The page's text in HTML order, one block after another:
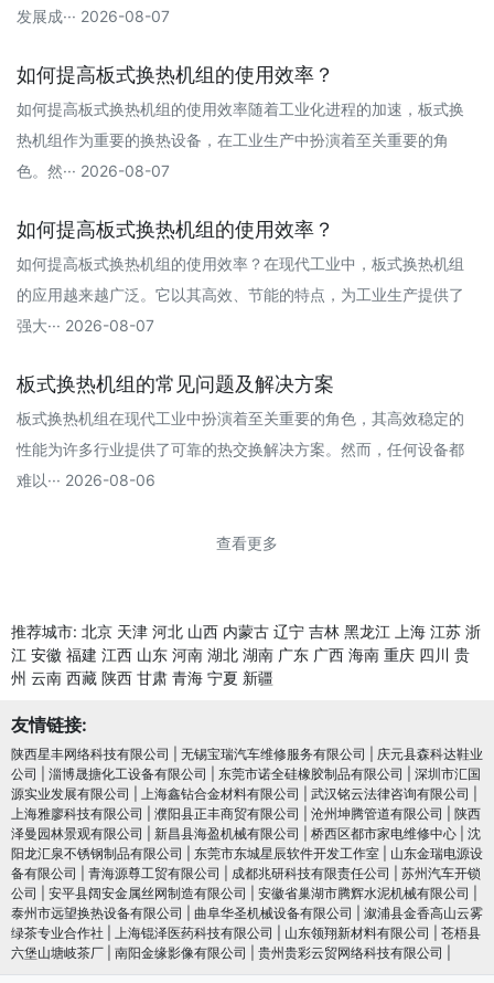
发展成··· 2026-08-07
如何提高板式换热机组的使用效率？
如何提高板式换热机组的使用效率随着工业化进程的加速，板式换
热机组作为重要的换热设备，在工业生产中扮演着至关重要的角
色。然··· 2026-08-07
如何提高板式换热机组的使用效率？
如何提高板式换热机组的使用效率？在现代工业中，板式换热机组
的应用越来越广泛。它以其高效、节能的特点，为工业生产提供了
强大··· 2026-08-07
板式换热机组的常见问题及解决方案
板式换热机组在现代工业中扮演着至关重要的角色，其高效稳定的
性能为许多行业提供了可靠的热交换解决方案。然而，任何设备都
难以··· 2026-08-06
查看更多
推荐城市: 北京 天津 河北 山西 内蒙古 辽宁 吉林 黑龙江 上海 江苏 浙
江 安徽 福建 江西 山东 河南 湖北 湖南 广东 广西 海南 重庆 四川 贵
州 云南 西藏 陕西 甘肃 青海 宁夏 新疆
友情链接:
陕西星丰网络科技有限公司 无锡宝瑞汽车维修服务有限公司
庆元县森科达鞋业
公司
淄博晟搪化工设备有限公司 东莞市诺全硅橡胶制品有限公司
深圳市汇国
源实业发展有限公司
上海鑫钻合金材料有限公司 武汉铭云法律咨询有限公司
上海雅廖科技有限公司
濮阳县正丰商贸有限公司 沧州坤腾管道有限公司
陕西
泽曼园林景观有限公司
新昌县海盈机械有限公司 桥西区都市家电维修中心
沈
阳龙汇泉不锈钢制品有限公司
东莞市东城星辰软件开发工作室
山东金瑞电源设
备有限公司
青海源尊工贸有限公司 成都兆研科技有限责任公司
苏州汽车开锁
公司
安平县阔安金属丝网制造有限公司 安徽省巢湖市腾辉水泥机械有限公司
泰州市远望换热设备有限公司
曲阜华圣机械设备有限公司
溆浦县金香高山云雾
绿茶专业合作社
上海锟泽医药科技有限公司 山东领翔新材料有限公司
苍梧县
六堡山塘岐茶厂
南阳金缘影像有限公司 贵州贵彩云贸网络科技有限公司